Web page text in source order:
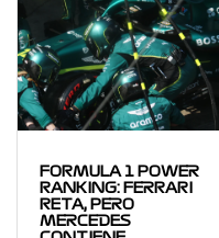
FORMULA 1 POWER
RANKING: FERRARI
RETA, PERO
MERCEDES